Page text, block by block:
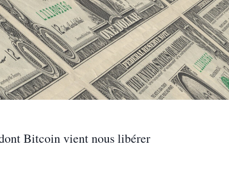
Bitcoin vient nous libérer